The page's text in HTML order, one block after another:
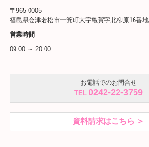
〒965-0005
福島県会津若松市一箕町大字亀賀字北柳原16番地
営業時間
09:00 ～ 20:00
お電話でのお問合せ
TEL 0242-22-3759
資料請求はこちら ＞